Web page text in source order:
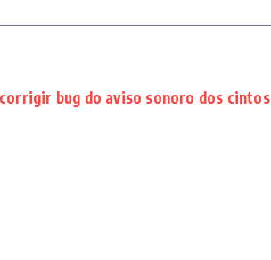
bug do aviso sonoro dos cintos